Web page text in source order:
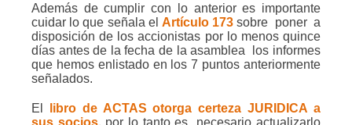
Además de cumplir con lo anterior es importante
cuidar lo que señala el Artículo 173 sobre poner a
disposición de los accionistas por lo menos quince
días antes de la fecha de la asamblea
los informes
que hemos enlistado en los 7 puntos anteriormente
señalados.
El
libro de ACTAS otorga certeza JURIDICA a
sus socios, por lo tanto es
necesario actualizarlo